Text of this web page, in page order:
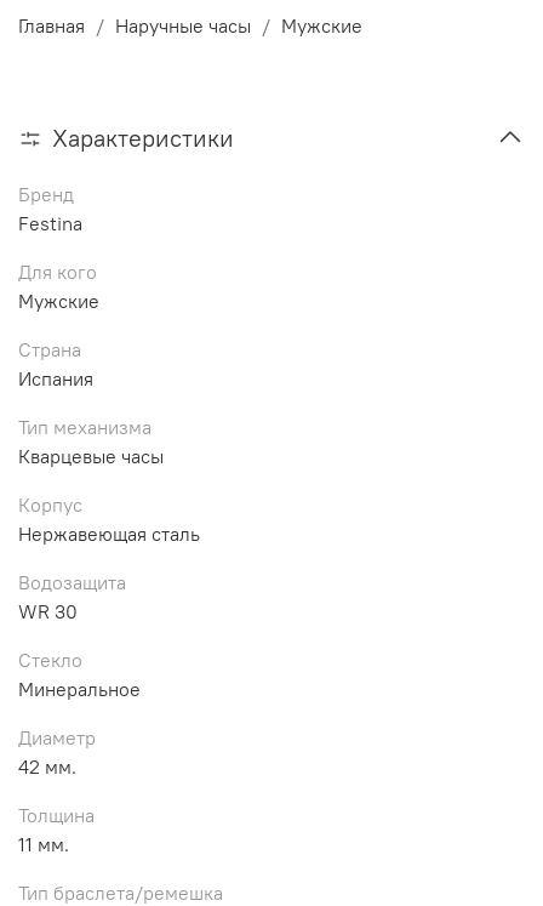
Главная Наручные часы Мужские
Характеристики
Бренд
Festina
Для кого
Мужские
Страна
Испания
Тип механизма
Кварцевые часы
Корпус
Нержавеющая сталь
Водозащита
WR 30
Стекло
Минеральное
Диаметр
42 мм.
Толщина
11 мм.
Тип браслета/ремешка